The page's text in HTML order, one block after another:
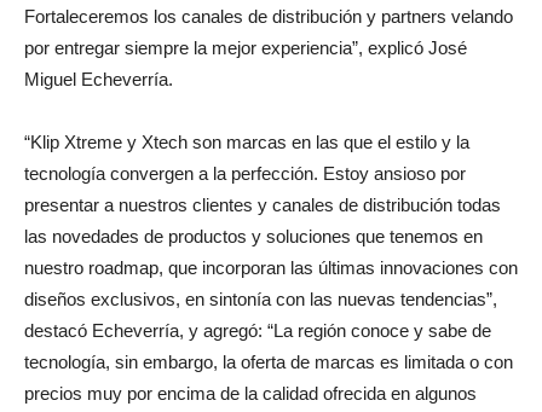
Fortaleceremos los canales de distribución y partners velando
por entregar siempre la mejor experiencia”, explicó José
Miguel Echeverría.
“Klip Xtreme y Xtech son marcas en las que el estilo y la
tecnología convergen a la perfección. Estoy ansioso por
presentar a nuestros clientes y canales de distribución todas
las novedades de productos y soluciones que tenemos en
nuestro roadmap, que incorporan las últimas innovaciones con
diseños exclusivos, en sintonía con las nuevas tendencias”,
destacó Echeverría, y agregó: “La región conoce y sabe de
tecnología, sin embargo, la oferta de marcas es limitada o con
precios muy por encima de la calidad ofrecida en algunos